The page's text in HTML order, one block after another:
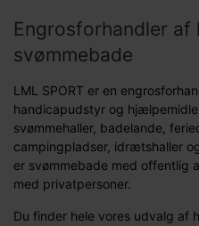
Engrosforhandler
svømmebade
LML SPORT er en
handicapudstyr og
svømmehaller, badelande,
campingpladser, idrætshaller
er svømmebade med offentlig
med privatpersoner.
Du finder hele vores udvalg af